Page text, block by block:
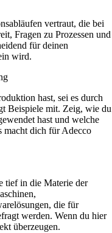
vertraut, die bei
Fragen zu Prozessen und
für deinen
wird.
hast, sei es durch
Beispiele mit. Zeig, wie du
hast und welche
macht dich für Adecco
tief in die Materie der
die für
werden. Wenn du hier
überzeugen.